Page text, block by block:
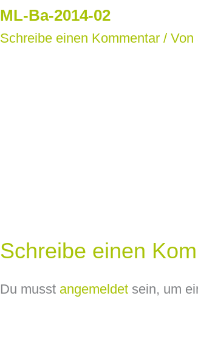
ML-Ba-2014-02
Schreibe einen Kommentar / Von
Schreibe einen
Du musst angemeldetsein, um